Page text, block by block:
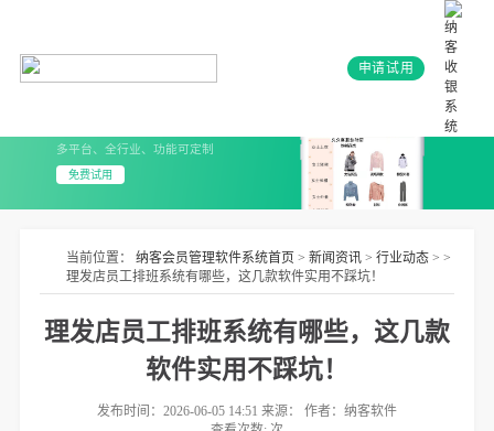
申请试用
多平台、全行业、功能可定制
免费试用
当前位置： 纳客会员管理软件系统首页> 新闻资讯> 行业动态> >
理发店员工排班系统有哪些，这几款软件实用不踩坑！
理发店员工排班系统有哪些，这几款
软件实用不踩坑！
发布时间：2026-06-05 14:51 来源： 作者：纳客软件